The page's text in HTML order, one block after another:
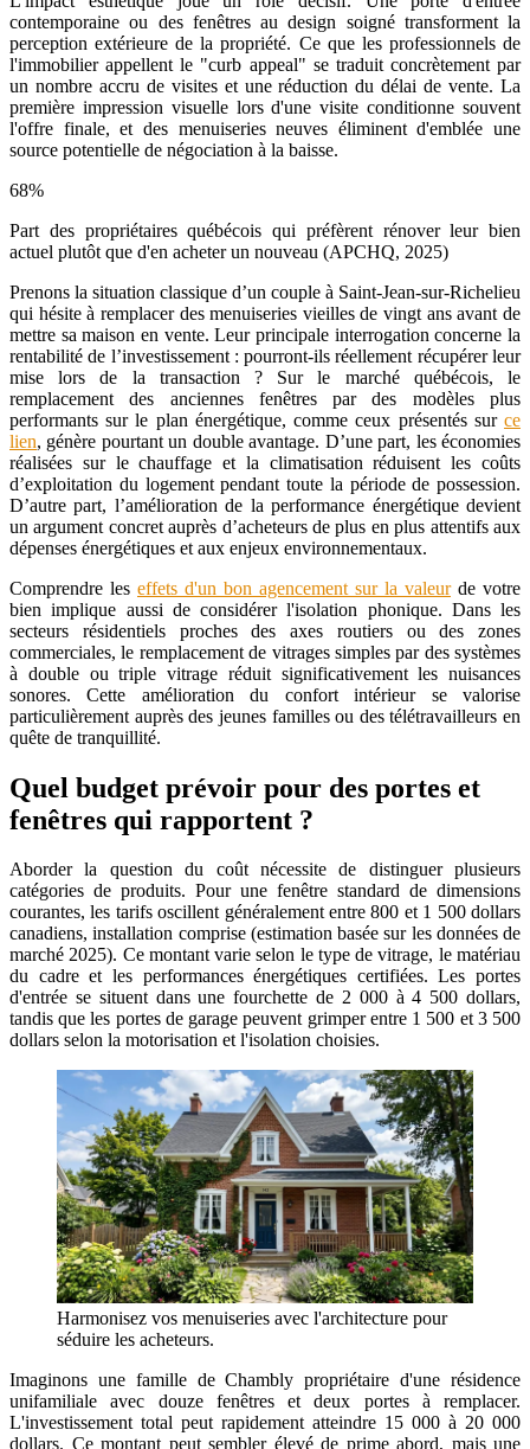
contemporaine ou des fenêtres au design soigné transforment la
perception extérieure de la propriété. Ce que les professionnels de
l'immobilier appellent le "curb appeal" se traduit concrètement par
un nombre accru de visites et une réduction du délai de vente. La
première impression visuelle lors d'une visite conditionne souvent
l'offre finale, et des menuiseries neuves éliminent d'emblée une
source potentielle de négociation à la baisse.
68%
Part des propriétaires québécois qui préfèrent rénover leur bien
actuel plutôt que d'en acheter un nouveau (APCHQ, 2025)
Prenons la situation classique d’un couple à Saint-Jean-sur-Richelieu
qui hésite à remplacer des menuiseries vieilles de vingt ans avant de
mettre sa maison en vente. Leur principale interrogation concerne la
rentabilité de l’investissement : pourront-ils réellement récupérer leur
mise lors de la transaction ? Sur le marché québécois, le
remplacement des anciennes fenêtres par des modèles plus
performants sur le plan énergétique, comme ceux présentés sur ce
lien, génère pourtant un double avantage. D’une part, les économies
réalisées sur le chauffage et la climatisation réduisent les coûts
d’exploitation du logement pendant toute la période de possession.
D’autre part, l’amélioration de la performance énergétique devient
un argument concret auprès d’acheteurs de plus en plus attentifs aux
dépenses énergétiques et aux enjeux environnementaux.
Comprendre les effets d'un bon agencement sur la valeurde votre
bien implique aussi de considérer l'isolation phonique. Dans les
secteurs résidentiels proches des axes routiers ou des zones
commerciales, le remplacement de vitrages simples par des systèmes
à double ou triple vitrage réduit significativement les nuisances
sonores. Cette amélioration du confort intérieur se valorise
particulièrement auprès des jeunes familles ou des télétravailleurs en
quête de tranquillité.
Quel budget prévoir pour des portes et
fenêtres qui rapportent ?
Aborder la question du coût nécessite de distinguer plusieurs
catégories de produits. Pour une fenêtre standard de dimensions
courantes, les tarifs oscillent généralement entre 800 et 1 500 dollars
canadiens, installation comprise (estimation basée sur les données de
marché 2025). Ce montant varie selon le type de vitrage, le matériau
du cadre et les performances énergétiques certifiées. Les portes
d'entrée se situent dans une fourchette de 2 000 à 4 500 dollars,
tandis que les portes de garage peuvent grimper entre 1 500 et 3 500
dollars selon la motorisation et l'isolation choisies.
Harmonisez vos menuiseries avec l'architecture pour
séduire les acheteurs.
Imaginons une famille de Chambly propriétaire d'une résidence
unifamiliale avec douze fenêtres et deux portes à remplacer.
L'investissement total peut rapidement atteindre 15 000 à 20 000
dollars. Ce montant peut sembler élevé de prime abord, mais une